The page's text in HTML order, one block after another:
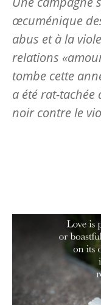
œcuménique
abus et à la
relations
tombe cette
a été rat-tachée
noir contre le